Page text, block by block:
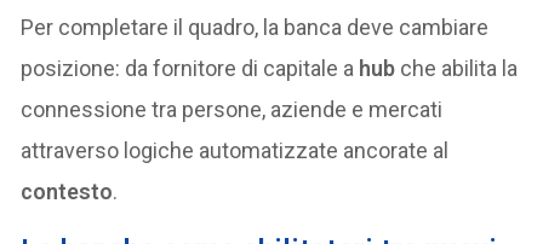
Per completare il quadro, la banca deve cambiare
posizione: da fornitore di capitale a hub che abilita la
connessione tra persone, aziende e mercati
attraverso logiche automatizzate ancorate al
contesto.